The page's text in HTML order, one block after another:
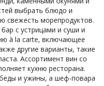
выбрать блюдо и
свежесть морепродуктов.
с устрицами и суши и
à la carte, включающее
другие варианты, такие
Ассортимент вин со
кухню ресторана.
и ужины, а шеф-повара